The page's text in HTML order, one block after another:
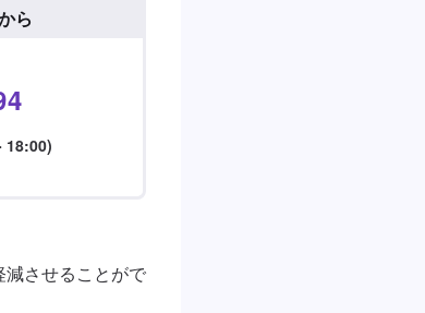
ら
18:00)
させることがで